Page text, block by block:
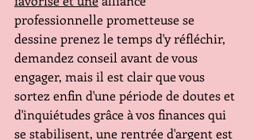
professionnelle prometteuse se
dessine prenez le temps d'y réfléchir,
demandez conseil avant de vous
engager, mais il est clair que vous
sortez enfin d'une période de doutes et
d'inquiétudes grâce à vos finances qui
se stabilisent, une rentrée d'argent est